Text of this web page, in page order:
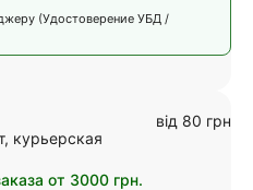
(Удостоверение УБД /
курьерская
від 80 грн
от 3000 грн.